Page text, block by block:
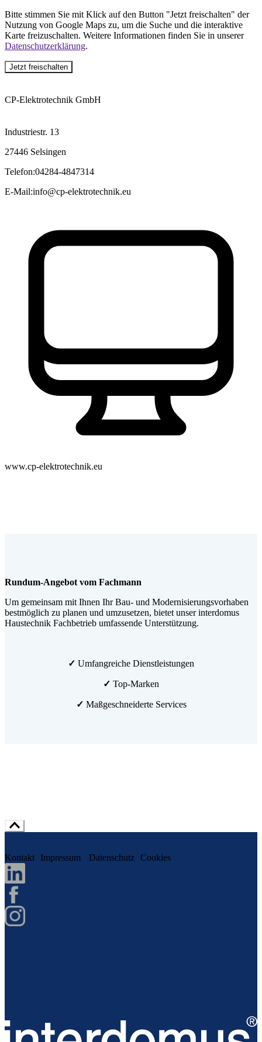
Bitte stimmen Sie mit Klick auf den Button "Jetzt freischalten" der
Nutzung von Google Maps zu, um die Suche und die interaktive
Karte freizuschalten. Weitere Informationen finden Sie in unserer
Datenschutzerklärung.
Jetzt freischalten
CP-Elektrotechnik GmbH
Industriestr. 13
27446 Selsingen
Telefon:04284-4847314
E-Mail:info@cp-elektrotechnik.eu
www.cp-elektrotechnik.eu
Rundum-Angebot vom Fachmann
Um gemeinsam mit Ihnen Ihr Bau- und Modernisierungsvorhaben
bestmöglich zu planen und umzusetzen, bietet unser interdomus
Haustechnik Fachbetrieb umfassende Unterstützung.
✓ Umfangreiche Dienstleistungen
✓ Top-Marken
✓ Maßgeschneiderte Services
Kontakt Impressum Datenschutz Cookies